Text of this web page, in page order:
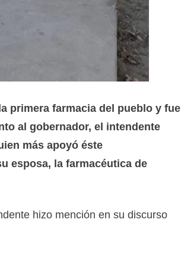
primera farmacia del pueblo y fue
al gobernador, el intendente
más apoyó éste
esposa, la farmacéutica de
hizo mención en su discurso